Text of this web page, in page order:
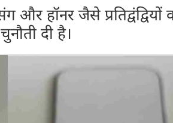
हॉनर जैसे प्रतिद्वंद्वियों
दी है।